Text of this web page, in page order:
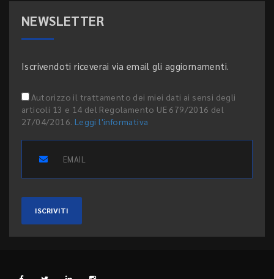
NEWSLETTER
Iscrivendoti riceverai via email gli aggiornamenti.
Autorizzo il trattamento dei miei dati ai sensi degli
articoli 13 e 14 del Regolamento UE 679/2016 del
27/04/2016. Leggi l'informativa
ISCRIVITI